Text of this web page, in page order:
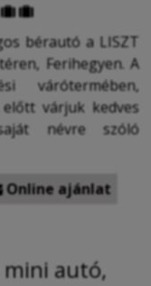
 
bérautó a LISZT
Ferihegyen. A
várótermében,
várjuk kedves
névre szóló
Online ajánlat
mini autó,